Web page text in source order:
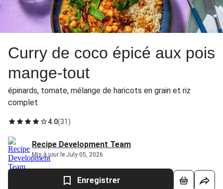
Curry de coco épicé aux pois
mange-tout
épinards, tomate, mélange de haricots en grain et riz
complet
4.0(31 )
Recipe Development Team
Mis à jour le July 05, 2026
Enregistrer